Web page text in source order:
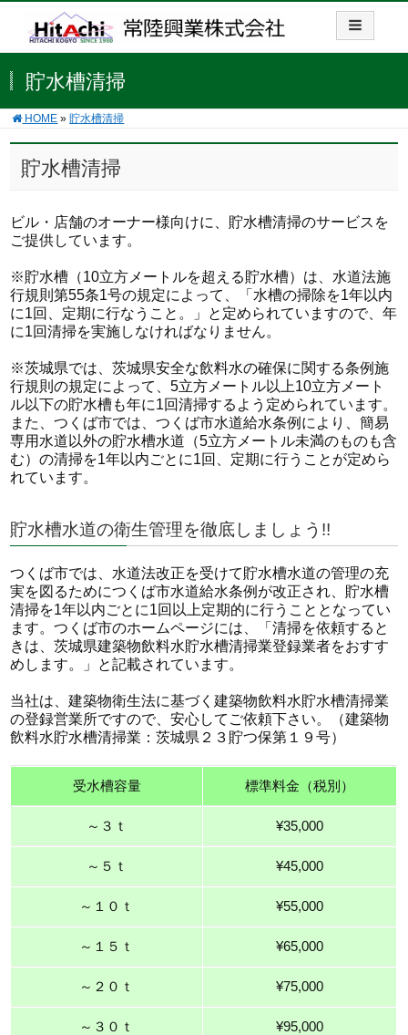
貯水槽清掃
HOME »貯水槽清掃
貯水槽清掃
ビル・店舗のオーナー様向けに、貯水槽清掃のサービスを
ご提供しています。
※貯水槽（10立方メートルを超える貯水槽）は、水道法施
行規則第55条1号の規定によって、「水槽の掃除を1年以内
に1回、定期に行なうこと。」と定められていますので、年
に1回清掃を実施しなければなりません。
※茨城県では、茨城県安全な飲料水の確保に関する条例施
行規則の規定によって、5立方メートル以上10立方メート
ル以下の貯水槽も年に1回清掃するよう定められています。
また、つくば市では、つくば市水道給水条例により、簡易
専用水道以外の貯水槽水道（5立方メートル未満のものも含
む）の清掃を1年以内ごとに1回、定期に行うことが定めら
れています。
貯水槽水道の衛生管理を徹底しましょう!!
つくば市では、水道法改正を受けて貯水槽水道の管理の充
実を図るためにつくば市水道給水条例が改正され、貯水槽
清掃を1年以内ごとに1回以上定期的に行うこととなってい
ます。つくば市のホームページには、「清掃を依頼すると
きは、茨城県建築物飲料水貯水槽清掃業登録業者をおすす
めします。」と記載されています。
当社は、建築物衛生法に基づく建築物飲料水貯水槽清掃業
の登録営業所ですので、安心してご依頼下さい。（建築物
飲料水貯水槽清掃業：茨城県２３貯つ保第１９号）
受水槽容量 標準料金（税別）
～３ｔ ¥35,000
～５ｔ ¥45,000
～１０ｔ ¥55,000
～１５ｔ ¥65,000
～２０ｔ ¥75,000
～３０ｔ ¥95,000